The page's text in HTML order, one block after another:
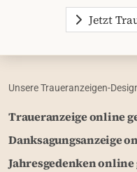
Jetzt
Unsere Traueranzeigen-
Traueranzeige online
Danksagungsanzeige
Jahresgedenken online